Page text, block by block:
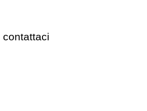
contattaci